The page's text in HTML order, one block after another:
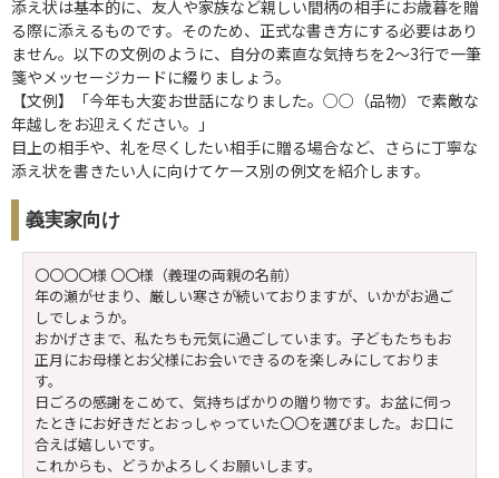
添え状は基本的に、友人や家族など親しい間柄の相手にお歳暮を贈
る際に添えるものです。そのため、正式な書き方にする必要はあり
ません。以下の文例のように、自分の素直な気持ちを2～3行で一筆
箋やメッセージカードに綴りましょう。
【文例】「今年も大変お世話になりました。○○（品物）で素敵な
年越しをお迎えください。」
目上の相手や、礼を尽くしたい相手に贈る場合など、さらに丁寧な
添え状を書きたい人に向けてケース別の例文を紹介します。
義実家向け
〇〇〇〇様 〇〇様（義理の両親の名前）
年の瀬がせまり、厳しい寒さが続いておりますが、いかがお過ご
しでしょうか。
おかげさまで、私たちも元気に過ごしています。子どもたちもお
正月にお母様とお父様にお会いできるのを楽しみにしておりま
す。
日ごろの感謝をこめて、気持ちばかりの贈り物です。お盆に伺っ
たときにお好きだとおっしゃっていた〇〇を選びました。お口に
合えば嬉しいです。
これからも、どうかよろしくお願いします。